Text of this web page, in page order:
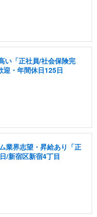
い「正社員/社会保険完
迎・年間休日125日
業界志望・昇給あり「正
/新宿区新宿4丁目